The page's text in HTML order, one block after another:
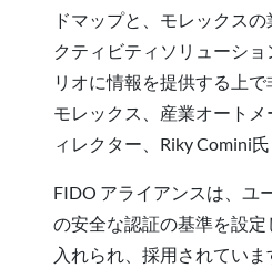
ドマップと、モレックス
クティビティソリューシ
リオに情報を提供する上
モレックス、産業オート
ィレクター、Riky Comini氏
FIDO アライアンスは、ユ
の安全な認証の基準を設
入れられ、採用されてい